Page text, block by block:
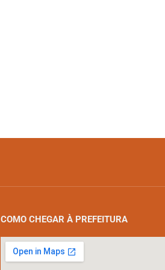
COMO CHEGAR À PREFEITURA